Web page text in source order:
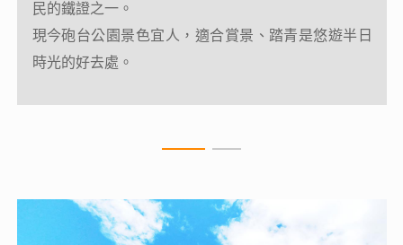
望延伸。
住戶致力推廣在地的文化創意工藝，讓此地擁有祥和
喜樂的氛圍，重現美麗原鄉文化，媲美南法的普羅旺
民的鐵證之一。
現今砲台公園景色宜人，適合賞景、踏青是悠遊半日
時光的好去處。